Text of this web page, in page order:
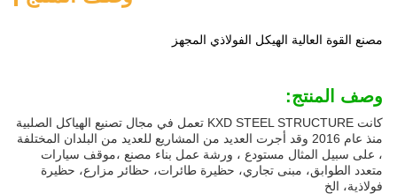
مصنع القوة العالية الهيكل الفولاذي المجهز
وصف المنتج:
كانت KXD STEEL STRUCTURE تعمل في مجال تصنيع الهياكل الصلبية
منذ عام 2016 وقد أجرت العديد من المشاريع للعديد من البلدان المختلفة
، على سبيل المثال مستودع ، ورشة عمل بناء مصنع ،موقف سيارات
متعدد الطوابق، مبنى تجاري، حظيرة طائرات، حظائر مزارع، حظيرة
فولاذية، الخ